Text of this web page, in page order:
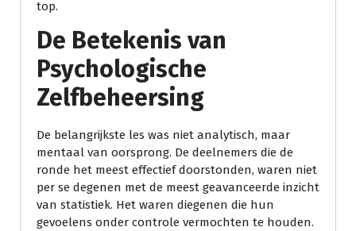
top.
De Betekenis van
Psychologische
Zelfbeheersing
De belangrijkste les was niet analytisch, maar
mentaal van oorsprong. De deelnemers die de
ronde het meest effectief doorstonden, waren niet
per se degenen met de meest geavanceerde inzicht
van statistiek. Het waren diegenen die hun
gevoelens onder controle vermochten te houden.